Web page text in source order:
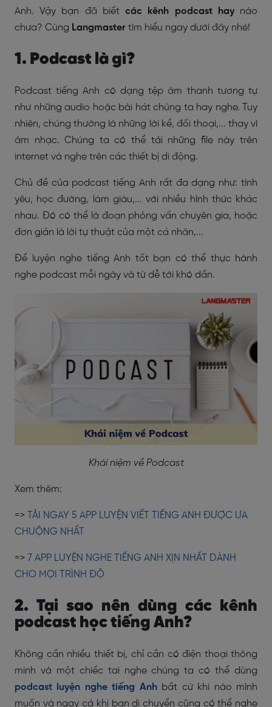
Anh. Vậy bạn đã biếtcác kênh podcast haynào
chưa? Cùng Langmaster tìm hiểu ngay dưới đây nhé!
1. Podcast là gì?
Podcast tiếng Anh có dạng tệp âm thanh tương tự
như những audio hoặc bài hát chúng ta hay nghe. Tuy
nhiên, chúng thường là những lời kể, đối thoại,... thay vì
âm nhạc. Chúng ta có thể tải những file này trên
internet và nghe trên các thiết bị di động.
Chủ đề của podcast tiếng Anh rất đa dạng như: tình
yêu, học đường, làm giàu,... với nhiều hình thức khác
nhau. Đó có thể là đoạn phỏng vấn chuyên gia, hoặc
đơn giản là lời tự thuật của một cá nhân,...
Để luyện nghe tiếng Anh tốt bạn có thể thực hành
nghe podcast mỗi ngày và từ dễ tới khó dần.
Khái niệm về Podcast
Xem thêm:
=>
TẢI NGAY 5 APP LUYỆN VIẾT TIẾNG ANH ĐƯỢC ƯA
CHUỘNG NHẤT
=> 7 APP LUYỆN NGHE TIẾNG ANH XỊN NHẤT DÀNH
CHO MỌI TRÌNH ĐỘ
2. Tại sao nên dùng các kênh
podcast học tiếng Anh?
Không cần nhiều thiết bị, chỉ cần có điện thoại thông
minh và một chiếc tai nghe chúng ta có thể dùng
podcast luyện nghe tiếng Anh bất cứ khi nào mình
muốn và ngay cả khi bạn di chuyển cũng có thể nghe